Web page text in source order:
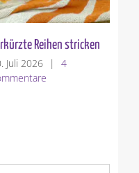
Reihen stricken
Juli 2026
|
4